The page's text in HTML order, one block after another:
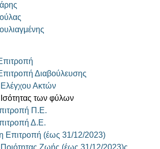
Διαβούλευσης
Ακτών
των φύλων
Π.Ε.
Δ.Ε.
Επιτροπή (έως 31/12/2023)